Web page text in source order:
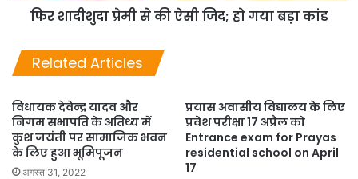
फिर शादीशुदा प्रेमी से की ऐसी जिद; हो गया बड़ा कांड
Related Articles
विधायक देवेन्द्र यादव और
निगम सभापति के अतिथ्य में
कुश जयंती पर सामाजिक भवन
के लिए हुआ भूमिपूजन
अगस्त 31, 2022
प्रयास अवासीय विद्यालय के लिए
प्रवेश परीक्षा 17 अप्रैल को
Entrance exam for Prayas
residential school on April
17